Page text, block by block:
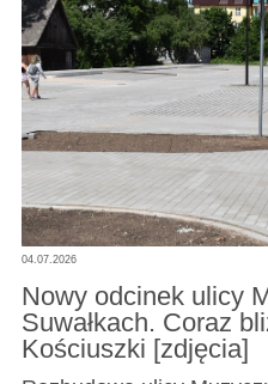
04.07.2026
Nowy odcinek ulicy
Suwałkach. Coraz
Kościuszki [zdjęcia]